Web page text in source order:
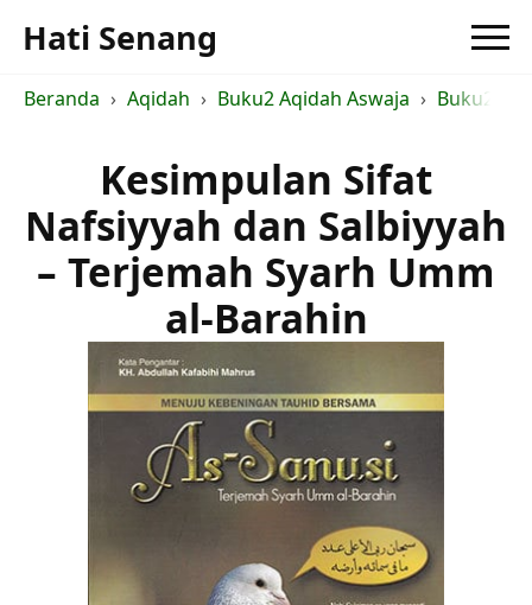
Hati Senang
Beranda Aqidah Buku2 Aqidah Aswaja Buku2
Kesimpulan Sifat
Nafsiyyah dan Salbiyyah
– Terjemah Syarh Umm
al-Barahin